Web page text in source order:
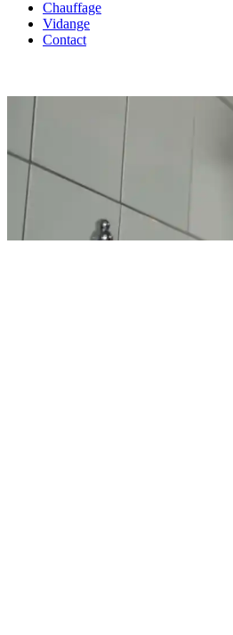
Chauffage
Vidange
Contact